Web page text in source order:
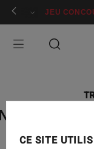
Se connecter /
JEU
CE SITE